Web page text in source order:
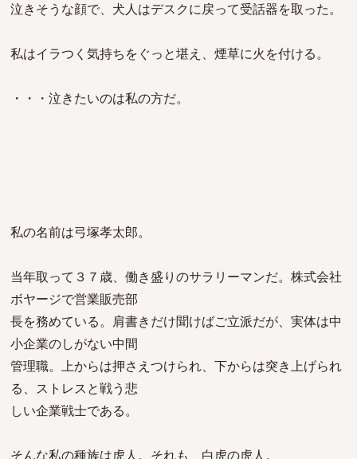
泣きそうな顔で、犬人はデスクに戻って受話器を取った。
私はイラつく気持ちをぐっと堪え、煙草に火を付ける。
・・・泣きたいのは私の方だ。
私の名前は弓塚孝太郎。
当年取って３７歳、働き盛りのサラリーマンだ。株式会社
ボヤージで営業販売部
長を務めている。肩書きだけ聞けばご立派だが、実体は中
小企業のしがない中間
管理職。上からは押さえつけられ、下からは突き上げられ
る、ストレスと戦う悲
しい企業戦士である。
そんな私の種族は虎人。それも、白虎の虎人。